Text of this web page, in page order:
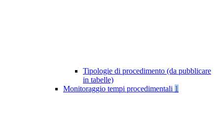
Tipologie di procedimento (da pubblicare
in tabelle)
Monitoraggio tempi procedimentali 1